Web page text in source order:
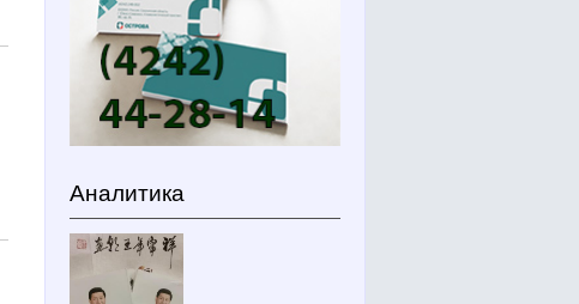
Аналитика